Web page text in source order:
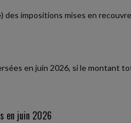
des impositions mises en
en juin 2026, si le montant
en juin 2026